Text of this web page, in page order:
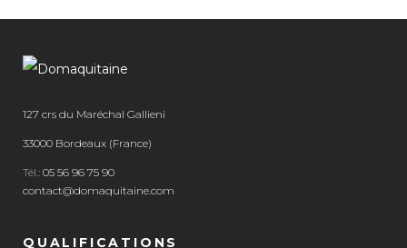
127 crs du Maréchal Gallieni
33000 Bordeaux (France)
Tél.: 05 56 96 75 90
contact@domaquitaine.com
QUALIFICATIONS